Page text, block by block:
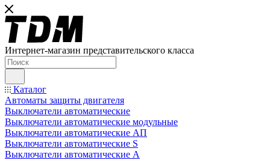
Интернет-магазин представительского класса
Каталог
Автоматы защиты двигателя
Выключатели автоматические
Выключатели автоматические модульные
Выключатели автоматические АП
Выключатели автоматические S
Выключатели автоматические А